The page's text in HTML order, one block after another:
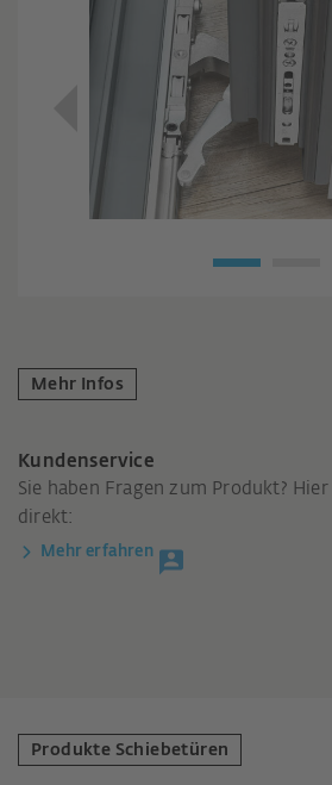
Mehr Infos
Kundenservice
Sie haben Fragen zum Produkt?
direkt:
Mehr erfahren
Produkte Schiebetüren